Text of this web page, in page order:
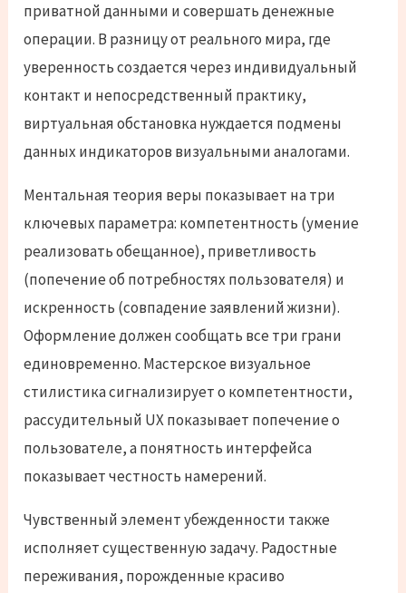
приватной данными и совершать денежные
операции. В разницу от реального мира, где
уверенность создается через индивидуальный
контакт и непосредственный практику,
виртуальная обстановка нуждается подмены
данных индикаторов визуальными аналогами.
Ментальная теория веры показывает на три
ключевых параметра: компетентность (умение
реализовать обещанное), приветливость
(попечение об потребностях пользователя) и
искренность (совпадение заявлений жизни).
Оформление должен сообщать все три грани
единовременно. Мастерское визуальное
стилистика сигнализирует о компетентности,
рассудительный UX показывает попечение о
пользователе, а понятность интерфейса
показывает честность намерений.
Чувственный элемент убежденности также
исполняет существенную задачу. Радостные
переживания, порожденные красиво